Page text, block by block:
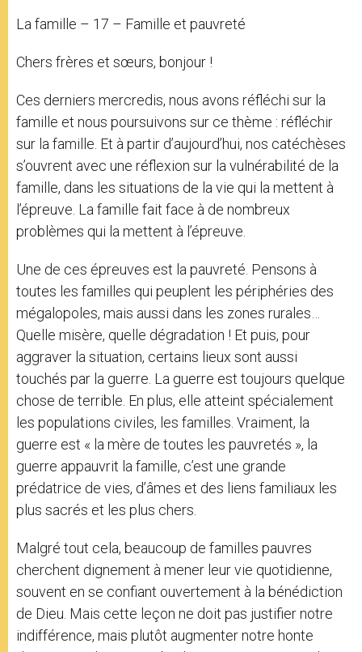
La famille – 17 – Famille et pauvreté
Chers frères et sœurs, bonjour !
Ces derniers mercredis, nous avons réfléchi sur la
famille et nous poursuivons sur ce thème : réfléchir
sur la famille. Et à partir d’aujourd’hui, nos catéchèses
s’ouvrent avec une réflexion sur la vulnérabilité de la
famille, dans les situations de la vie qui la mettent à
l’épreuve. La famille fait face à de nombreux
problèmes qui la mettent à l’épreuve.
Une de ces épreuves est la pauvreté. Pensons à
toutes les familles qui peuplent les périphéries des
mégalopoles, mais aussi dans les zones rurales…
Quelle misère, quelle dégradation ! Et puis, pour
aggraver la situation, certains lieux sont aussi
touchés par la guerre. La guerre est toujours quelque
chose de terrible. En plus, elle atteint spécialement
les populations civiles, les familles. Vraiment, la
guerre est « la mère de toutes les pauvretés », la
guerre appauvrit la famille, c’est une grande
prédatrice de vies, d’âmes et des liens familiaux les
plus sacrés et les plus chers.
Malgré tout cela, beaucoup de familles pauvres
cherchent dignement à mener leur vie quotidienne,
souvent en se confiant ouvertement à la bénédiction
de Dieu. Mais cette leçon ne doit pas justifier notre
indifférence, mais plutôt augmenter notre honte